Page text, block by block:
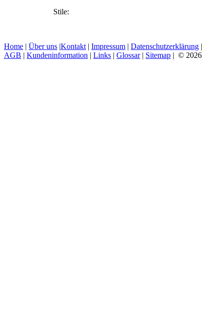
Stile:
Home | Über uns |Kontakt | Impressum | Datenschutzerklärung |
AGB | Kundeninformation | Links | Glossar| Sitemap | © 2026